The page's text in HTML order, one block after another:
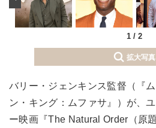
1 / 2
拡大写真
バリー・ジェンキンス監督（『
ン・キング：ムファサ』）が、
ー映画『The Natural Order（原